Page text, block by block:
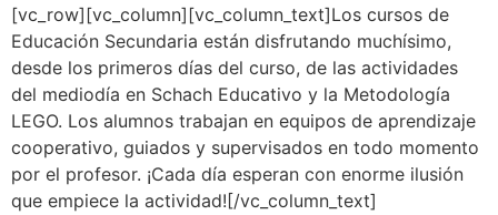
[vc_row][vc_column][vc_column_text]Los cursos de
Educación Secundaria están disfrutando muchísimo,
desde los primeros días del curso, de las actividades
del mediodía en Schach Educativo y la Metodología
LEGO. Los alumnos trabajan en equipos de aprendizaje
cooperativo, guiados y supervisados en todo momento
por el profesor. ¡Cada día esperan con enorme ilusión
que empiece la actividad![/vc_column_text]